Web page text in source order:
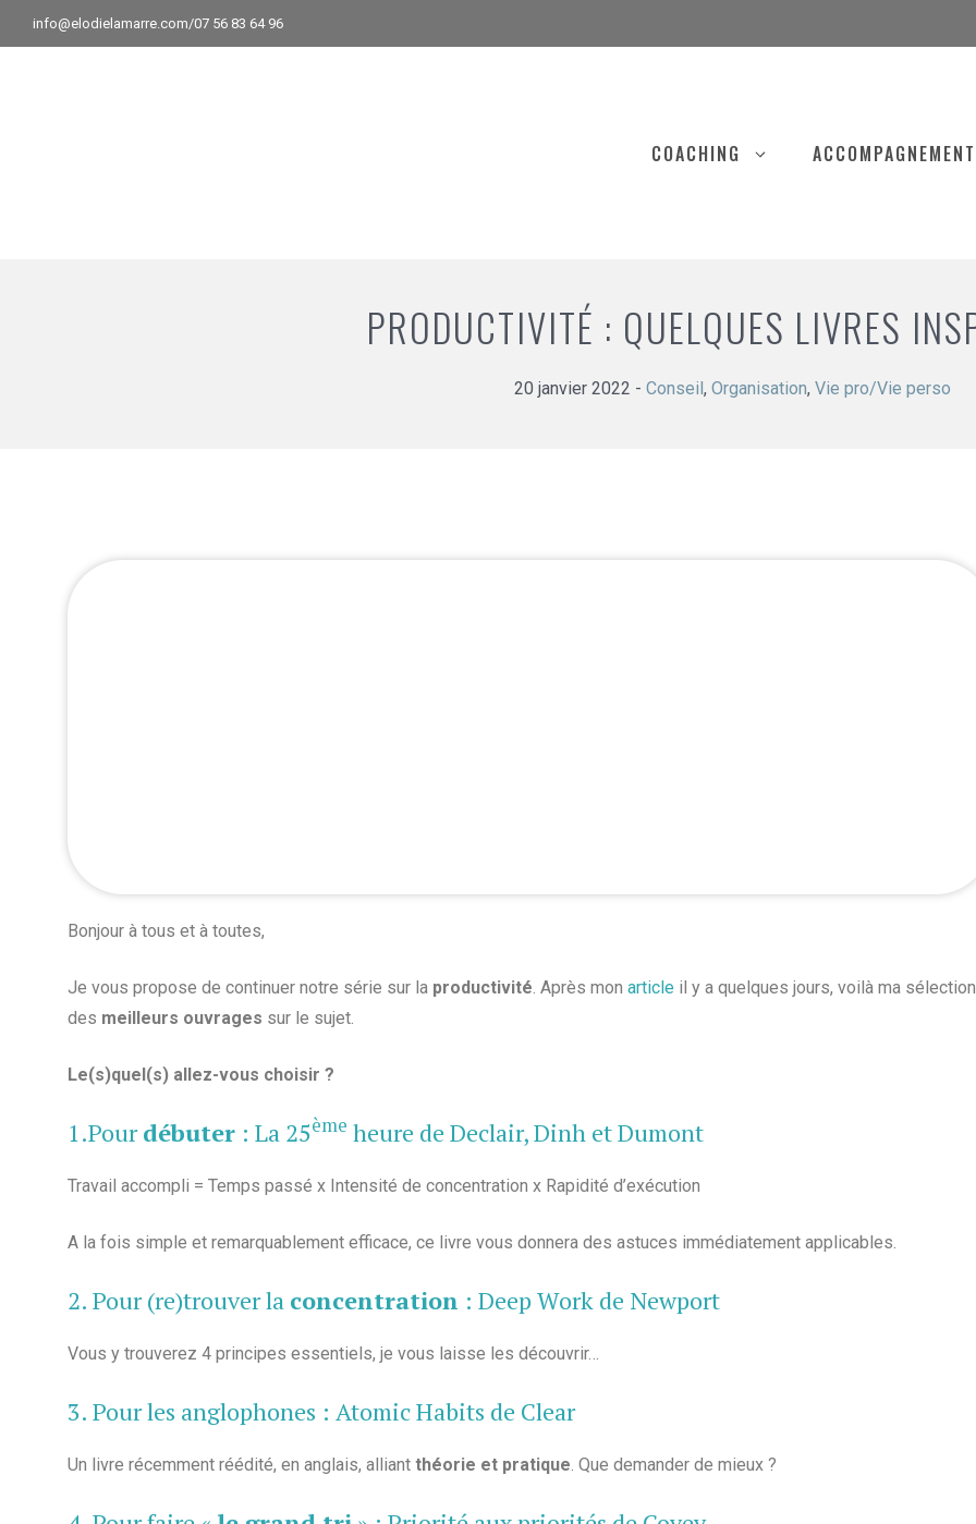
info@elodielamarre.com/07 56 83 64 96
COACHING
PRODUCTIVITÉ : QUELQUES LIVRES
20 janvier 2022 - Conseil , Organisation, Vie pro/Vie perso
Bonjour à tous et à toutes,
Je vous propose de continuer notre série sur la productivité . Après mon article il y a quelques jours, voilà ma sélection
des meilleurs ouvrages sur le sujet.
Le(s)quel(s) allez-vous choisir ?
1.Pourdébuter : La 25ème heure de Declair, Dinh et Dumont
Travail accompli = Temps passé x Intensité de concentration x Rapidité d’exécution
A la fois simple et remarquablement efficace, ce livre vous donnera des astuces immédiatement applicables.
2. Pour (re)trouver la concentration : Deep Work de Newport
Vous y trouverez 4 principes essentiels, je vous laisse les découvrir…
3. Pour les anglophones : Atomic Habits de Clear
Un livre récemment réédité, en anglais, alliant théorie et pratique . Que demander de mieux ?